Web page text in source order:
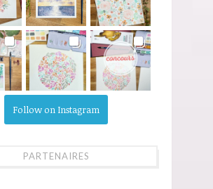
Follow on Instagram
PARTENAIRES